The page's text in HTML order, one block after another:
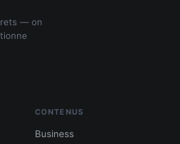
— on
CONTENUS
Business